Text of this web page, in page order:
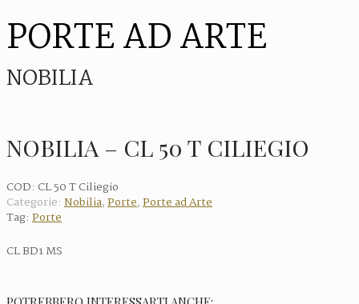
PORTE AD ARTE
NOBILIA
NOBILIA – CL 50 T CILIEGIO
COD: CL 50 T Ciliegio
Categorie: Nobilia,Porte,Porte ad Arte
Tag: Porte
CL BD1 MS